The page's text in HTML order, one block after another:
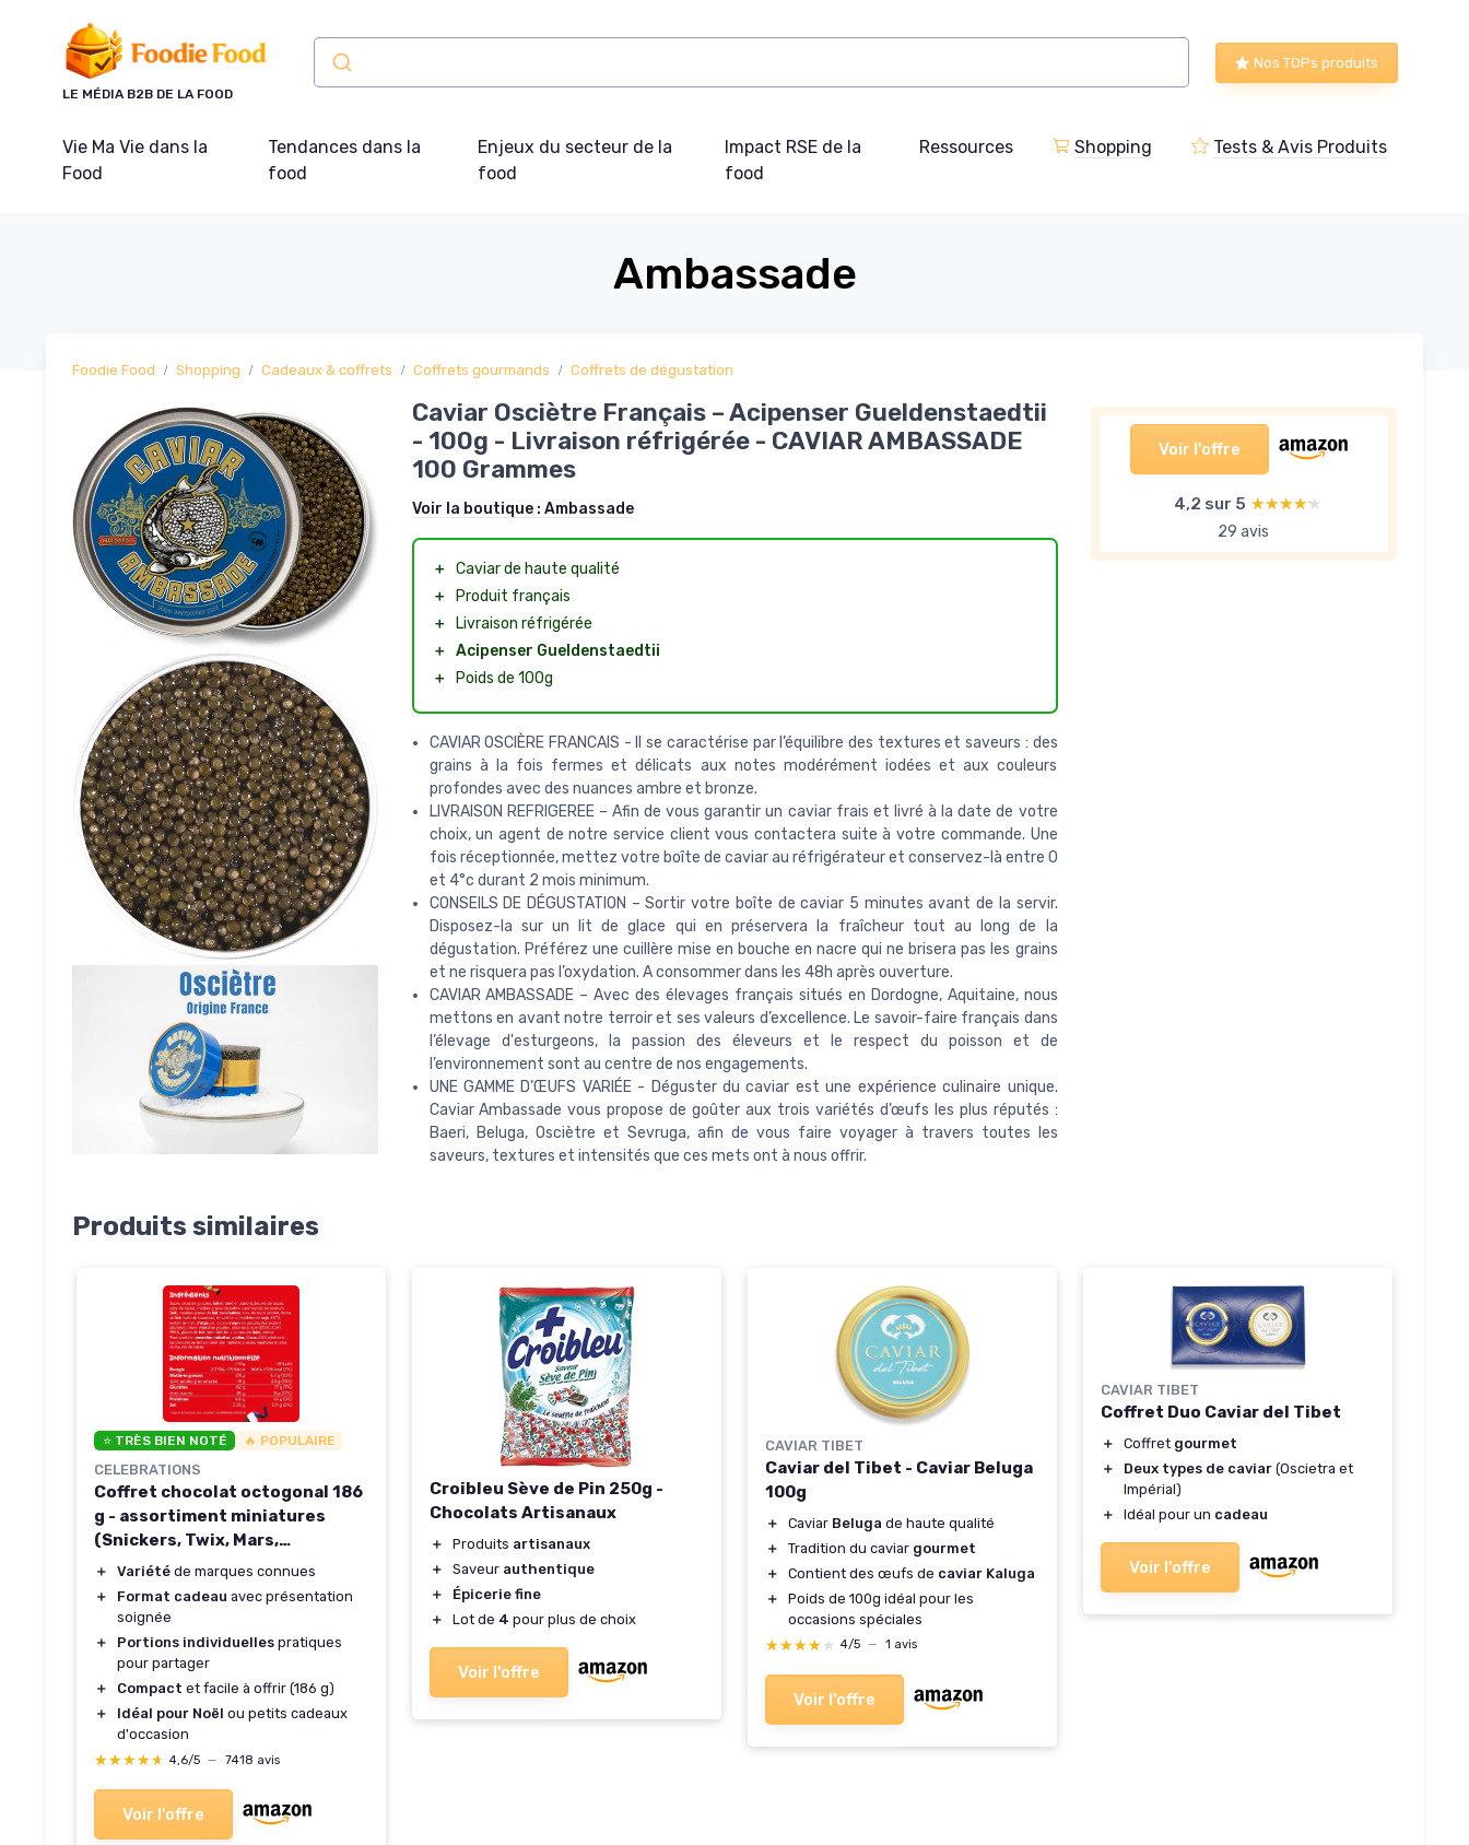
LE MÉDIA B2B DE LA FOOD
Nos TOPs produits
Vie Ma Vie dans la
Food
Tendances dans la
food
Enjeux du secteur de la
food
Impact RSE de la
food
Ressources Shopping Tests & Avis Produits
Ambassade
Foodie Food Shopping Cadeaux & coffrets Coffrets gourmands Coffrets de dégustation
Voir l'offre
4,2 sur 5 ★★★★★
★★★★★
29 avis
Caviar Osciètre Français – Acipenser Gueldenstaedtii
- 100g - Livraison réfrigérée - CAVIAR AMBASSADE
100 Grammes
Voir la boutique : Ambassade
＋ Caviar de haute qualité
＋
Produit français
＋
Livraison réfrigérée
＋ Acipenser Gueldenstaedtii
＋
Poids de 100g
CAVIAR OSCIÈRE FRANCAIS - Il se caractérise par l’équilibre des textures et saveurs : des
grains à la fois fermes et délicats aux notes modérément iodées et aux couleurs
profondes avec des nuances ambre et bronze.
LIVRAISON REFRIGEREE – Afin de vous garantir un caviar frais et livré à la date de votre
choix, un agent de notre service client vous contactera suite à votre commande. Une
fois réceptionnée, mettez votre boîte de caviar au réfrigérateur et conservez-là entre 0
et 4°c durant 2 mois minimum.
CONSEILS DE DÉGUSTATION – Sortir votre boîte de caviar 5 minutes avant de la servir.
Disposez-la sur un lit de glace qui en préservera la fraîcheur tout au long de la
dégustation. Préférez une cuillère mise en bouche en nacre qui ne brisera pas les grains
et ne risquera pas l’oxydation. A consommer dans les 48h après ouverture.
CAVIAR AMBASSADE – Avec des élevages français situés en Dordogne, Aquitaine, nous
mettons en avant notre terroir et ses valeurs d’excellence. Le savoir-faire français dans
l’élevage d'esturgeons, la passion des éleveurs et le respect du poisson et de
l’environnement sont au centre de nos engagements.
UNE GAMME D’ŒUFS VARIÉE - Déguster du caviar est une expérience culinaire unique.
Caviar Ambassade vous propose de goûter aux trois variétés d’œufs les plus réputés :
Baeri, Beluga, Osciètre et Sevruga, afin de vous faire voyager à travers toutes les
saveurs, textures et intensités que ces mets ont à nous offrir.
Produits similaires
⭐ TRÈS BIEN NOTÉ 🔥 POPULAIRE
CELEBRATIONS
Coffret chocolat octogonal 186
g - assortiment miniatures
(Snickers, Twix, Mars,
Maltesers, Bounty)
＋ Variété de marques connues
＋
Format cadeau avec présentation
soignée
＋
Portions individuelles pratiques
pour partager
＋
Compact et facile à offrir (186 g)
＋
Idéal pour Noël ou petits cadeaux
d'occasion
★★★★★
★★★★★ 4,6/5 — 7418 avis
Voir l'offre
Croibleu Sève de Pin 250g -
Chocolats Artisanaux
＋ Produits artisanaux
＋
Saveur authentique
＋
Épicerie fine
＋
Lot de 4 pour plus de choix
Voir l'offre
CAVIAR TIBET
Caviar del Tibet - Caviar Beluga
100g
＋ Caviar Beluga de haute qualité
＋
Tradition du caviar gourmet
＋
Contient des œufs de caviar Kaluga
＋
Poids de 100g idéal pour les
occasions spéciales
★★★★★
★★★★★ 4/5 — 1 avis
Voir l'offre
CAVIAR TIBET
Coffret Duo Caviar del Tibet
＋ Coffret gourmet
＋
Deux types de caviar (Oscietra et
Impérial)
＋
Idéal pour un cadeau
Voir l'offre